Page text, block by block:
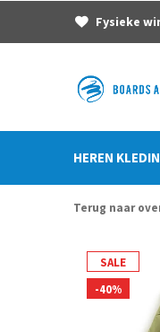
HEREN
Fysieke
Terug naar
SALE
-40%